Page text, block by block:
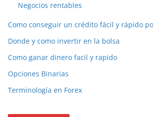
Negocios rentables
Como conseguir un crédito fácil y rápido
Donde y como invertir en la bolsa
Como ganar dinero facil y rapido
Opciones Binarias
Terminología en Forex